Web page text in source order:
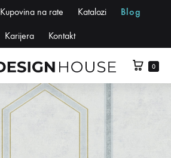
Kupovina na rate Katalozi Blog
Karijera Kontakt
0